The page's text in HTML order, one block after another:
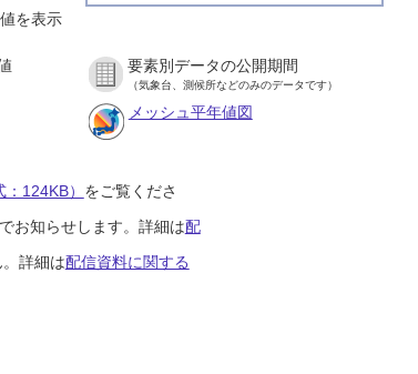
を表示
要素別データの公開期間
（気象台、測候所などのみのデータです）
メッシュ平年値図
124KB） をご覧くださ
お知らせします。詳細は配
詳細は配信資料に関する